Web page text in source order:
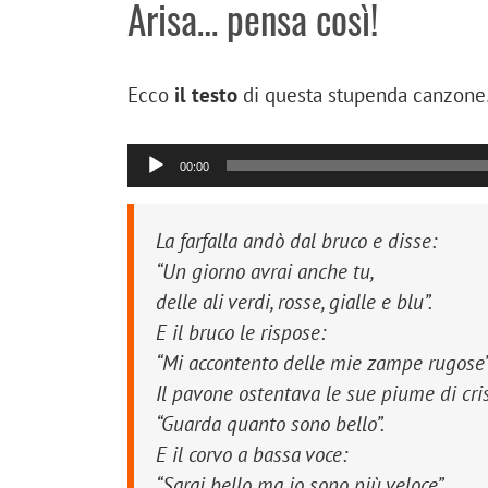
Arisa… pensa così!
Ecco il testo di questa stupenda
00:00
La farfalla andò dal bruco e disse:
“Un giorno avrai anche tu,
delle ali verdi, rosse, gialle e blu”.
E il bruco le rispose:
“Mi accontento delle mie zampe rugose”
Il pavone ostentava le sue piume di
“Guarda quanto sono bello”.
E il corvo a bassa voce: